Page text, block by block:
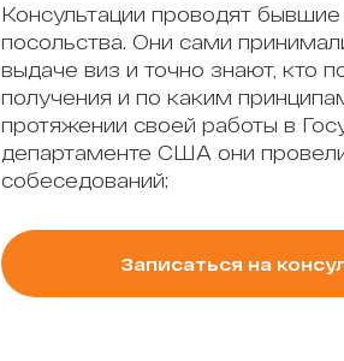
Консультации проводят бывшие
посольства. Они сами
выдаче виз и точно знают, кто
получения и по каким
протяжении своей работы в
департаменте США они
собеседований;
Записаться на